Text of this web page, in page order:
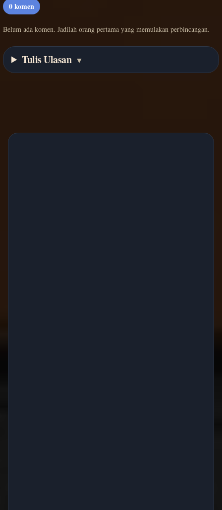
0komen
Belum ada komen. Jadilah orang pertama yang memulakan perbincangan.
Tulis Ulasan ▼